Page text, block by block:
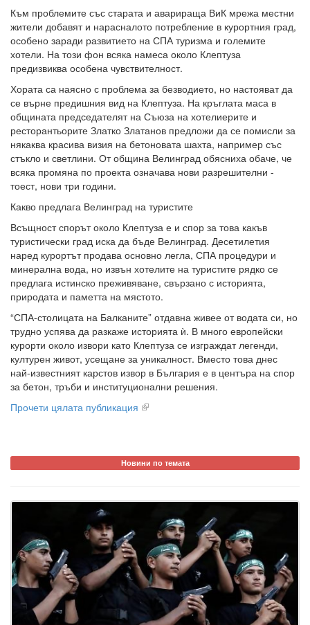
Към проблемите със старата и аварираща ВиК мрежа местни
жители добавят и нарасналото потребление в курортния град,
особено заради развитието на СПА туризма и големите
хотели. На този фон всяка намеса около Клептуза
предизвиква особена чувствителност.
Хората са наясно с проблема за безводието, но настояват да
се върне предишния вид на Клептуза. На кръглата маса в
общината председателят на Съюза на хотелиерите и
ресторантьорите Златко Златанов предложи да се помисли за
някаква красива визия на бетоновата шахта, например със
стъкло и светлини. От община Велинград обясниха обаче, че
всяка промяна по проекта означава нови разрешителни -
тоест, нови три години.
Какво предлага Велинград на туристите
Всъщност спорът около Клептуза е и спор за това какъв
туристически град иска да бъде Велинград. Десетилетия
наред курортът продава основно легла, СПА процедури и
минерална вода, но извън хотелите на туристите рядко се
предлага истинско преживяване, свързано с историята,
природата и паметта на мястото.
“СПА-столицата на Балканите” отдавна живее от водата си, но
трудно успява да разкаже историята ѝ. В много европейски
курорти около извори като Клептуза се изграждат легенди,
културен живот, усещане за уникалност. Вместо това днес
най-известният карстов извор в България е в центъра на спор
за бетон, тръби и институционални решения.
Прочети цялата публикация
Новини по темата